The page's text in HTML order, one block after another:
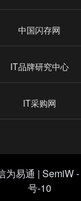
中国闪存网
IT品牌研究中心
IT采购网
为易通 | SemiW-
号-10